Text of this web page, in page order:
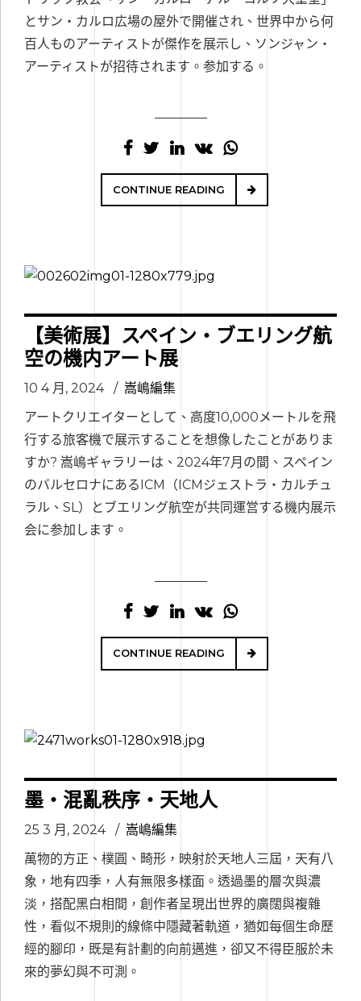
とサン・カルロ広場の屋外で開催され、世界中から何
百人ものアーティストが傑作を展示し、ソンジャン・
アーティストが招待されます。参加する。
CONTINUE READING
【美術展】スペイン・ブエリング航
空の機内アート展
10 4 月, 2024
嵩嶋編集
アートクリエイターとして、高度10,000メートルを飛
行する旅客機で展示することを想像したことがありま
すか? 嵩嶋ギャラリーは、2024年7月の間、スペイン
のバルセロナにあるICM（ICMジェストラ・カルチュ
ラル、SL）とブエリング航空が共同運営する機内展示
会に参加します。
CONTINUE READING
墨‧混亂秩序‧天地人
25 3 月, 2024
嵩嶋編集
萬物的方正、樸圓、畸形，映射於天地人三屆，天有八
象，地有四季，人有無限多樣面。透過墨的層次與濃
淡，搭配黑白相間，創作者呈現出世界的廣闊與複雜
性，看似不規則的線條中隱藏著軌道，猶如每個生命歷
經的腳印，既是有計劃的向前邁進，卻又不得臣服於未
來的夢幻與不可測。